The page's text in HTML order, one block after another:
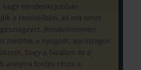
hogy mindenki jobban
a rendelőben, és mit tehet
Rendeléseimen
fordítok a nyugodt, barátságos
hogy a bizalom és a
annyira fontos része a